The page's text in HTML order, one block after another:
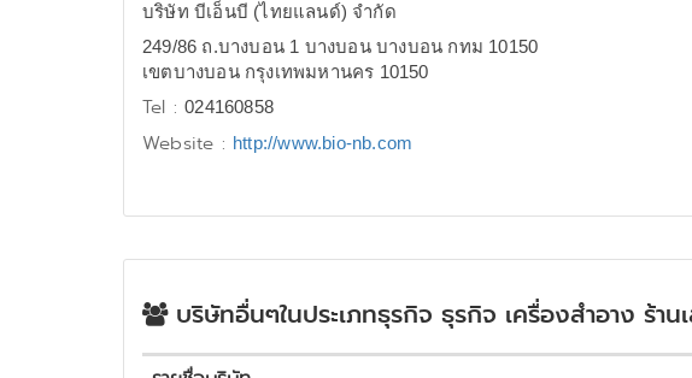
บริษัท บีเอ็นบี (ไทยแลนด์) จำกัด
249/86 ถ.บางบอน 1 บางบอน บางบอน กทม 10150
เขตบางบอน กรุงเทพมหานคร 10150
Tel :024160858
Website : http://www.bio-nb.com
บริษัทอื่นๆในประเภทธุรกิจ ธุรกิจ เครื่องสำอาง ร้าน